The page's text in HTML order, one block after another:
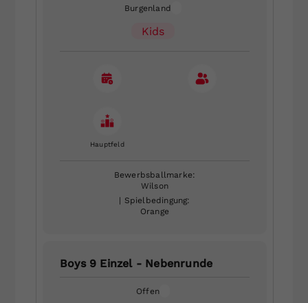
Burgenland
Kids
Hauptfeld
Bewerbsballmarke:
Wilson
| Spielbedingung:
Orange
Boys 9 Einzel - Nebenrunde
Offen